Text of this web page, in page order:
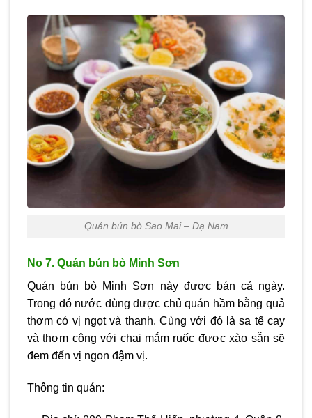
Quán bún bò Sao Mai – Dạ Nam
No 7. Quán bún bò Minh Sơn
Quán bún bò Minh Sơn này được bán cả ngày.
Trong đó nước dùng được chủ quán hầm bằng quả
thơm có vị ngọt và thanh. Cùng với đó là sa tế cay
và thơm cộng với chai mắm ruốc được xào sẵn sẽ
đem đến vị ngon đậm vị.
Thông tin quán: